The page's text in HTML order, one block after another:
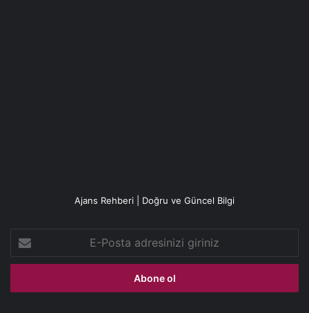
Ajans Rehberi | Doğru ve Güncel Bilgi
Posta
adresinizi